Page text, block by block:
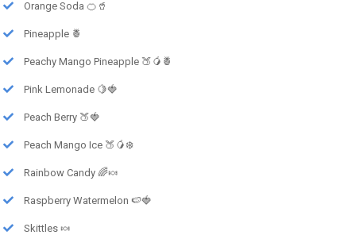
Orange Soda 🍊🥤
Pineapple 🍍
Peachy Mango Pineapple 🍑🥭🍍
Pink Lemonade 🍋🍓
Peach Berry 🍑🍓
Peach Mango Ice 🍑🥭❄️
Rainbow Candy 🌈🍬
Raspberry Watermelon 🍉🍓
Skittles 🍬